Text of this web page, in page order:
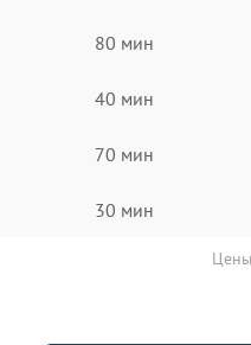
80 мин
40 мин
70 мин
30 мин